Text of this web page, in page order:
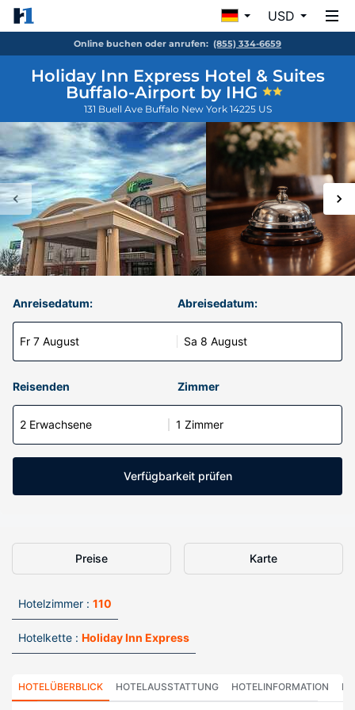
USD
Online buchen oder anrufen: (855) 334-6659
Holiday Inn Express Hotel & Suites
Buffalo-Airport by IHG
131 Buell Ave Buffalo New York 14225 US
Anreisedatum:
Fr 7 August
Abreisedatum:
Sa 8 August
Reisenden Zimmer
2 Erwachsene 1 Zimmer
Verfügbarkeit prüfen
Preise Karte
Hotelzimmer : 110
Hotelkette : Holiday Inn Express
HOTELÜBERBLICK HOTELAUSSTATTUNG HOTELINFORMATION